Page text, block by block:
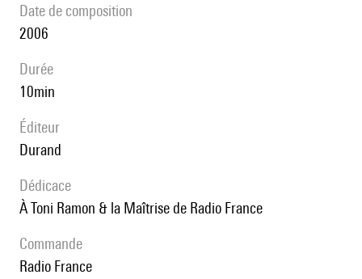
date de composition
2006
durée
10min
éditeur
Durand
Dédicace
à Toni Ramon & la Maîtrise de Radio France
Commande
Radio France